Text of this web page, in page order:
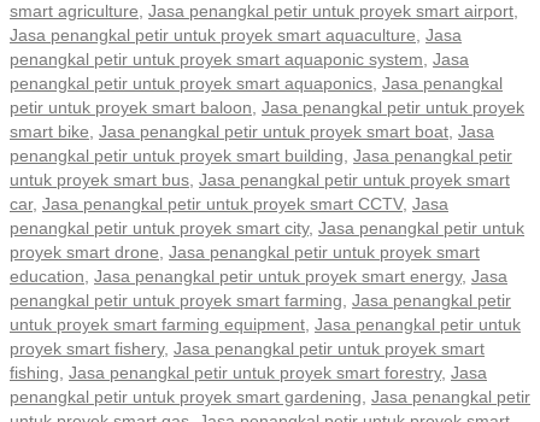
smart agriculture, Jasa penangkal petir untuk proyek smart airport,
Jasa penangkal petir untuk proyek smart aquaculture, Jasa
penangkal petir untuk proyek smart aquaponic system, Jasa
penangkal petir untuk proyek smart aquaponics, Jasa penangkal
petir untuk proyek smart baloon, Jasa penangkal petir untuk proyek
smart bike, Jasa penangkal petir untuk proyek smart boat, Jasa
penangkal petir untuk proyek smart building, Jasa penangkal petir
untuk proyek smart bus, Jasa penangkal petir untuk proyek smart
car, Jasa penangkal petir untuk proyek smart CCTV, Jasa
penangkal petir untuk proyek smart city, Jasa penangkal petir untuk
proyek smart drone, Jasa penangkal petir untuk proyek smart
education, Jasa penangkal petir untuk proyek smart energy, Jasa
penangkal petir untuk proyek smart farming, Jasa penangkal petir
untuk proyek smart farming equipment, Jasa penangkal petir untuk
proyek smart fishery, Jasa penangkal petir untuk proyek smart
fishing, Jasa penangkal petir untuk proyek smart forestry, Jasa
penangkal petir untuk proyek smart gardening, Jasa penangkal petir